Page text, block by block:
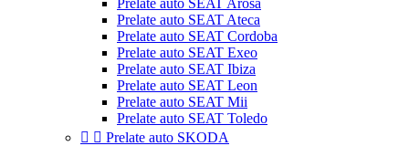
Prelate auto SEAT Arosa
Prelate auto SEAT Ateca
Prelate auto SEAT Cordoba
Prelate auto SEAT Exeo
Prelate auto SEAT Ibiza
Prelate auto SEAT Leon
Prelate auto SEAT Mii
Prelate auto SEAT Toledo
  Prelate auto SKODA